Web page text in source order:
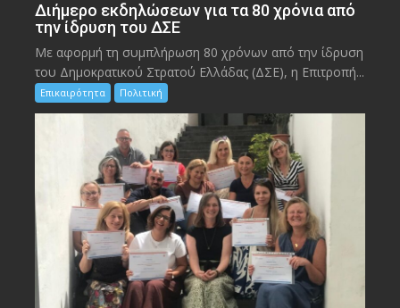
Διήμερο εκδηλώσεων για τα 80 χρόνια από
την ίδρυση του ΔΣΕ
Με αφορμή τη συμπλήρωση 80 χρόνων από την ίδρυση
του Δημοκρατικού Στρατού Ελλάδας (ΔΣΕ), η Επιτροπή...
Επικαιρότητα Πολιτική